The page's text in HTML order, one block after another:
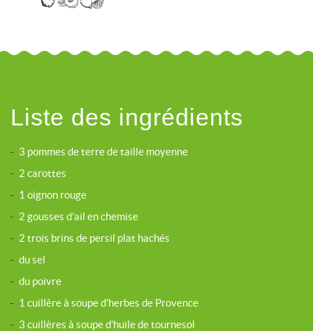
Liste des ingrédients
- 3 pommes de terre de taille moyenne
- 2 carottes
- 1 oignon rouge
- 2 gousses d’ail en chemise
- 2 trois brins de persil plat hachés
- du sel
- du poivre
- 1 cuillère à soupe d’herbes de Provence
- 3 cuillères à soupe d’huile de tournesol